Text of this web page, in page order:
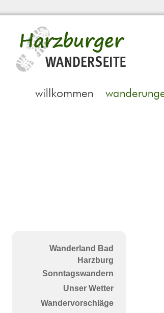
Wanderland Bad
Harzburg
Sonntagswandern
Unser Wetter
Wandervorschläge